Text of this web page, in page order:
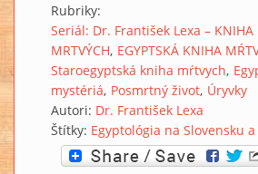
Rubriky:
Seriál: Dr. František Lexa – KNIHA
MRTVÝCH EGYPTSKÁ KNIHA
Staroegyptská kniha mŕtvych
mystériá Posmrtný život Úryvky
Autori: Dr. František Lexa
Štítky: Egyptológia na Slovensku